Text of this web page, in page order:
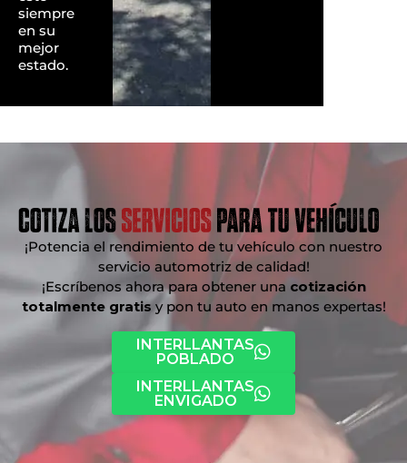
siempre
en su
mejor
estado.
¡Potencia el rendimiento de tu vehículo con nuestro
servicio automotriz de calidad!
¡Escríbenos ahora para obtener una cotización
totalmente gratisy pon tu auto en manos expertas!
INTERLLANTAS
POBLADO
INTERLLANTAS
ENVIGADO